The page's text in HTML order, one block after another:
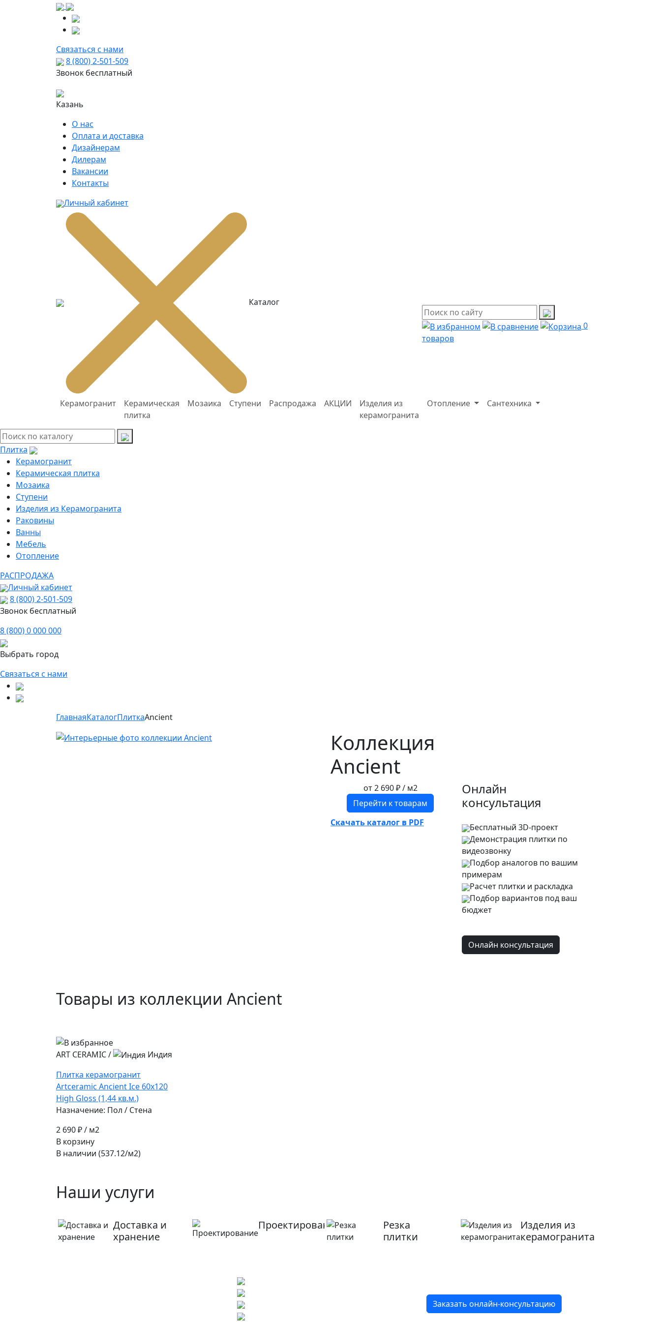
Связаться с нами
8 (800) 2-501-509
Звонок бесплатный
Казань
О нас
Оплата и доставка
Дизайнерам
Дилерам
Вакансии
Контакты
Личный кабинет
Каталог
Керамогранит
Керамическая
плитка
Мозаика Ступени Распродажа АКЦИИ
Изделия из
керамогранита
Отопление Сантехника
0
товаров
Плитка
Керамогранит
Керамическая плитка
Мозаика
Ступени
Изделия из Керамогранита
Раковины
Ванны
Мебель
Отопление
РАСПРОДАЖА
Личный кабинет
8 (800) 2-501-509
Звонок бесплатный
8 (800) 0 000 000
Выбрать город
Связаться с нами
ГлавнаяКаталогПлиткаAncient
Коллекция
Ancient
от2 690 ₽/ м2
Перейти к товарам
Скачать каталог в PDF
Онлайн
консультация
Бесплатный 3D-проект
Демонстрация плитки по
видеозвонку
Подбор аналогов по вашим
примерам
Расчет плитки и раскладка
Подбор вариантов под ваш
бюджет
Онлайн консультация
Товары из коллекции Ancient
ART CERAMIC/
Индия
Плитка керамогранит
Artceramic Ancient Ice 60x120
High Gloss (1,44 кв.м.)
Назначение: Пол / Стена
2 690 ₽/ м2
В корзину
В наличии (537.12/м2)
Наши услуги
Доставка и
хранение
Проектирование
Резка
плитки
Изделия из
керамогранита
Заказать онлайн-консультацию